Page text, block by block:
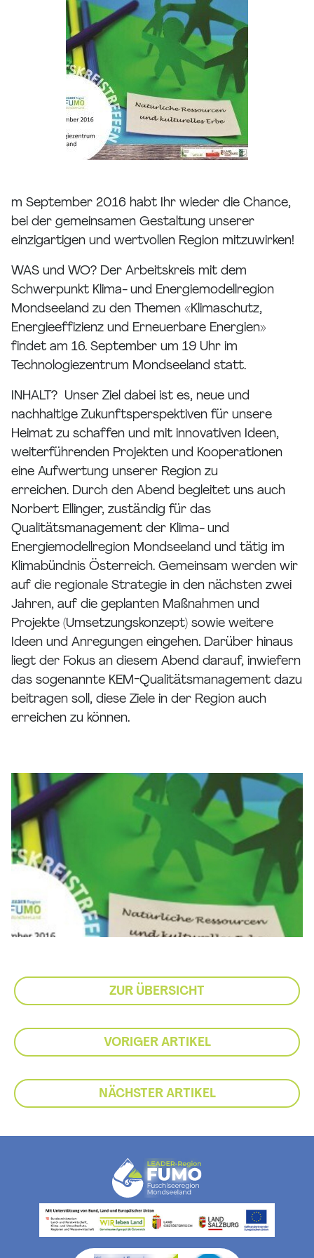
m September 2016 habt Ihr wieder die Chance,
bei der gemeinsamen Gestaltung unserer
einzigartigen und wertvollen Region mitzuwirken!
WAS und WO? Der Arbeitskreis mit dem
Schwerpunkt Klima- und Energiemodellregion
Mondseeland zu den Themen «Klimaschutz,
Energieeffizienz und Erneuerbare Energien»
findet am 16. September um 19 Uhr im
Technologiezentrum Mondseeland statt.
INHALT? Unser Ziel dabei ist es, neue und
nachhaltige Zukunftsperspektiven für unsere
Heimat zu schaffen und mit innovativen Ideen,
weiterführenden Projekten und Kooperationen
eine Aufwertung unserer Region zu
erreichen. Durch den Abend begleitet uns auch
Norbert Ellinger, zuständig für das
Qualitätsmanagement der Klima- und
Energiemodellregion Mondseeland und tätig im
Klimabündnis Österreich. Gemeinsam werden wir
auf die regionale Strategie in den nächsten zwei
Jahren, auf die geplanten Maßnahmen und
Projekte (Umsetzungskonzept) sowie weitere
Ideen und Anregungen eingehen. Darüber hinaus
liegt der Fokus an diesem Abend darauf, inwiefern
das sogenannte KEM-Qualitätsmanagement dazu
beitragen soll, diese Ziele in der Region auch
erreichen zu können.
ZUR ÜBERSICHT
VORIGER ARTIKEL
NÄCHSTER ARTIKEL